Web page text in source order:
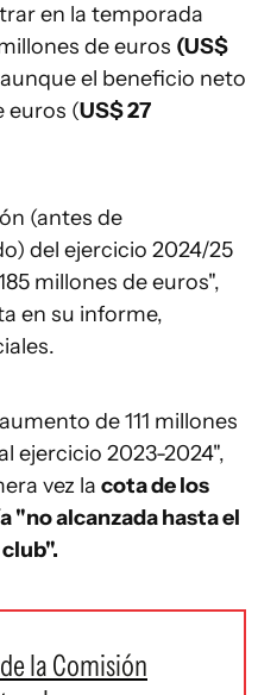
en la temporada
de euros (US$
el beneficio neto
euros (US$ 27
(antes de
del ejercicio 2024/25
millones de euros",
en su informe,
de 111 millones
ejercicio 2023-2024",
vez la cota de los
"no alcanzada hasta el
la Comisión